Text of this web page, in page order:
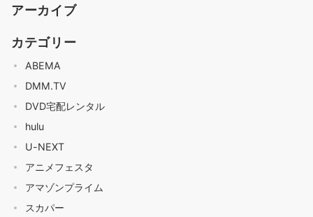
アーカイブ
カテゴリー
ABEMA
DMM.TV
DVD宅配レンタル
hulu
U-NEXT
アニメフェスタ
アマゾンプライム
スカパー